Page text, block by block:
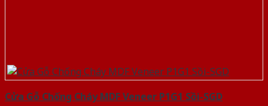
Cửa Gỗ Chống Cháy MDF Veneer P1G1 Sồi-SGD